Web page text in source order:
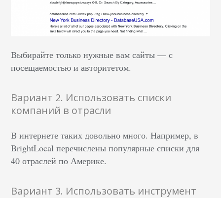
Выбирайте только нужные вам сайты — с
посещаемостью и авторитетом.
Вариант 2. Использовать списки
компаний в отрасли
В интернете таких довольно много. Например, в
BrightLocal перечислены популярные списки для
40 отраслей по Америке.
Вариант 3. Использовать инструмент